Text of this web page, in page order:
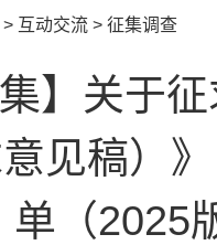
> 互动交流 > 征集调查
集】关于
见稿）
单（2025